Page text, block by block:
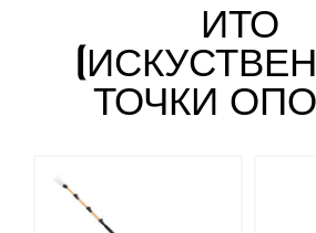
ИТО
ТОЧКИ